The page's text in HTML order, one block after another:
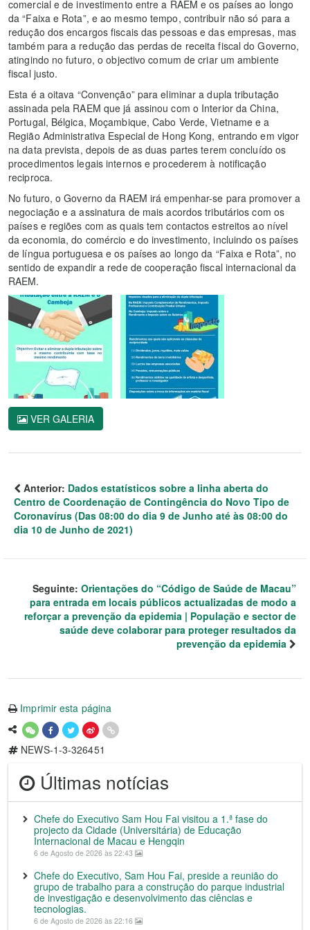
comercial e de investimento entre a RAEM e os países ao longo
da “Faixa e Rota”, e ao mesmo tempo, contribuir não só para a
redução dos encargos fiscais das pessoas e das empresas, mas
também para a redução das perdas de receita fiscal do Governo,
atingindo no futuro, o objectivo comum de criar um ambiente
fiscal justo.
Esta é a oitava “Convenção” para eliminar a dupla tributação
assinada pela RAEM que já assinou com o Interior da China,
Portugal, Bélgica, Moçambique, Cabo Verde, Vietname e a
Região Administrativa Especial de Hong Kong, entrando em vigor
na data prevista, depois de as duas partes terem concluído os
procedimentos legais internos e procederem à notificação
reciproca.
No futuro, o Governo da RAEM irá empenhar-se para promover a
negociação e a assinatura de mais acordos tributários com os
países e regiões com as quais tem contactos estreitos ao nível
da economia, do comércio e do investimento, incluindo os países
de língua portuguesa e os países ao longo da “Faixa e Rota”, no
sentido de expandir a rede de cooperação fiscal internacional da
RAEM.
VER GALERIA
Anterior: Dados estatísticos sobre a linha aberta do
Centro de Coordenação de Contingência do Novo Tipo de
Coronavírus (Das 08:00 do dia 9 de Junho até às 08:00 do
dia 10 de Junho de 2021)
Seguinte: Orientações do “Código de Saúde de Macau”
para entrada em locais públicos actualizadas de modo a
reforçar a prevenção da epidemia | População e sector de
saúde deve colaborar para proteger resultados da
prevenção da epidemia
Imprimir esta página
NEWS-1-3-326451
Últimas notícias
Chefe do Executivo Sam Hou Fai visitou a 1.ª fase do
projecto da Cidade (Universitária) de Educação
Internacional de Macau e Hengqin
6 de Agosto de 2026 às 22:43
Chefe do Executivo, Sam Hou Fai, preside a reunião do
grupo de trabalho para a construção do parque industrial
de investigação e desenvolvimento das ciências e
tecnologias.
6 de Agosto de 2026 às 22:16